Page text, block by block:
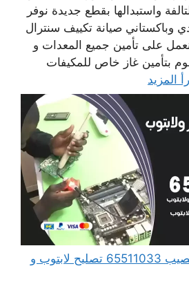
واستبدالها بقطع جديدة نوفر
وباكستاني صيانة تكييف سنترال
نعمل على تأمين جميع المعدات و
بتأمين غاز خاص للمكيفات
المزيد
مهندس كمبيوتر النويصيب 65511033 تصليح لابتوب و